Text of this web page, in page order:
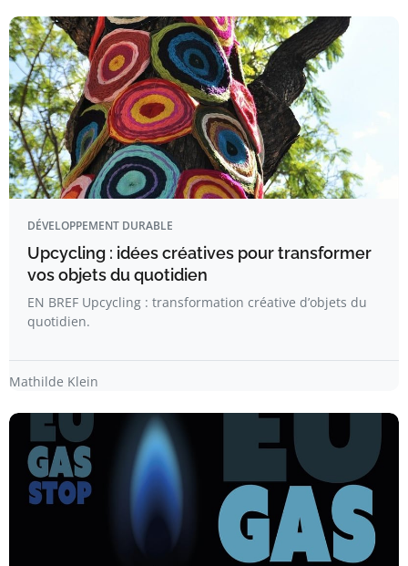
DÉVELOPPEMENT DURABLE
Upcycling : idées créatives pour transformer
vos objets du quotidien
EN BREF Upcycling : transformation créative d’objets du
quotidien.
Mathilde Klein